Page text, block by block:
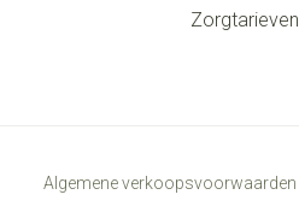
Zorgtarieven
Algemene verkoopsvoorwaarden